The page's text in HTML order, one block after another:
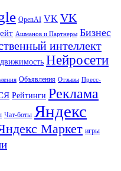
OpenAI VK VK
Ашманов и Партнеры Бизнес
интеллект
Нейросети
Объявления Отзывы Пресс-
Рейтинги Реклама
Чат-боты Яндекс
Маркет игры